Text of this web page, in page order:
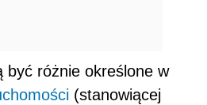
być różnie określone w
(stanowiącej